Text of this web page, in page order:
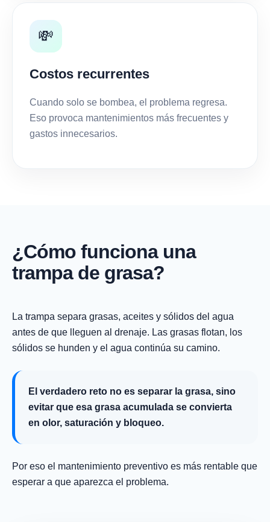
💸
Costos recurrentes
Cuando solo se bombea, el problema regresa.
Eso provoca mantenimientos más frecuentes y
gastos innecesarios.
¿Cómo funciona una
trampa de grasa?
La trampa separa grasas, aceites y sólidos del agua
antes de que lleguen al drenaje. Las grasas flotan, los
sólidos se hunden y el agua continúa su camino.
El verdadero reto no es separar la grasa, sino
evitar que esa grasa acumulada se convierta
en olor, saturación y bloqueo.
Por eso el mantenimiento preventivo es más rentable que
esperar a que aparezca el problema.